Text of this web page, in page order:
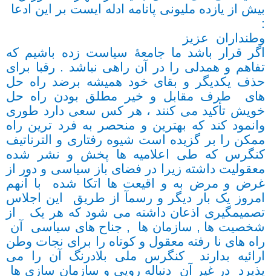
بیش از یازده ملیونی پانامه ادله ایست بر این ادعا
:
وطنداران عزیز
اگر قرار باشد ما جامعۀ سیاست زده باشیم که
تفاهم و همدلی را در آن راهی نباشد . رقبا برای
حذف یکدیگر و بقای خود همیشه برضد راه حل
های طرف مقابل و خیر مطلق بودن راه حل
خویش تأکید می کنند ، هر کس سعی دارد طوری
وانمود کند که بهترین و منحصر به فرد ترین راه
ممکن را بر گزیده است شیوه رفتاری و الترناتیف
کنگرس که طی اعلامیه ها پخش و نشر شده
معقولیت داشته زیرا در فضای باز سیاسی و دور از
غرض و مرض به و اقیعت ها اتکا شده با آنهم
امروز یک بار دیگر و رسمآ از طریق این اجلاس
تصمیمگیری اذعان داشته می شود که هر یک از
شخصیت ها , سازمان ها , جناح های سیاسی آن
راه های نا رفته معقول و کوتاه را برای نجات وطن
ارائیه بدارند کنگرس ملی بلادرنگ آن را می
پذیرد در غیر آن دنباله رویی و سازمان سازی ها